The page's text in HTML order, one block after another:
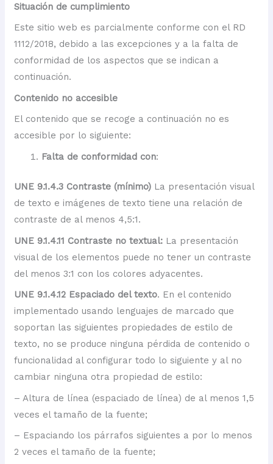
Situación de cumplimiento
Este sitio web es parcialmente conforme con el RD
1112/2018, debido a las excepciones y a la falta de
conformidad de los aspectos que se indican a
continuación.
Contenido no accesible
El contenido que se recoge a continuación no es
accesible por lo siguiente:
Falta de conformidad con:
UNE 9.1.4.3 Contraste (mínimo) La presentación visual
de texto e imágenes de texto tiene una relación de
contraste de al menos 4,5:1.
UNE 9.1.4.11 Contraste no textual: La presentación
visual de los elementos puede no tener un contraste
del menos 3:1 con los colores adyacentes.
UNE 9.1.4.12 Espaciado del texto. En el contenido
implementado usando lenguajes de marcado que
soportan las siguientes propiedades de estilo de
texto, no se produce ninguna pérdida de contenido o
funcionalidad al configurar todo lo siguiente y al no
cambiar ninguna otra propiedad de estilo:
– Altura de línea (espaciado de línea) de al menos 1,5
veces el tamaño de la fuente;
– Espaciando los párrafos siguientes a por lo menos
2 veces el tamaño de la fuente;